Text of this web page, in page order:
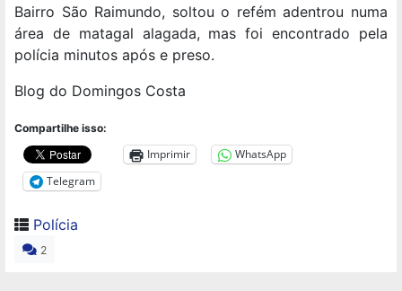
Bairro São Raimundo, soltou o refém adentrou numa
área de matagal alagada, mas foi encontrado pela
polícia minutos após e preso.
Blog do Domingos Costa
Compartilhe isso:
Imprimir
WhatsApp
Telegram
Polícia
2